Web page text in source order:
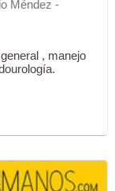
Méndez -
, manejo